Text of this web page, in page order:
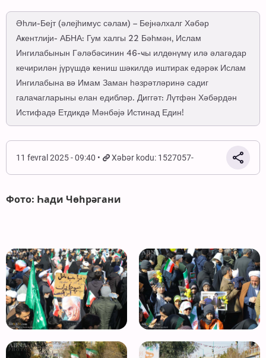
Әһли-Бејт (әлејһимус сәлам) – Бејнәлхалг Хәбәр
Аҝентлији- АБНА: Гум халгы 22 Бәһмән, Ислам
Ингилабынын Гәләбәсинин 46-ҹы илдөнүмү илә әлагәдар
кечирилән јүрүшдә ҝениш шәкилдә иштирак едәрәк Ислам
Ингилабына вә Имам Заман һәзрәтләринә садиг
галаҹагларыны елан едибләр. Диггәт: Лүтфән Хәбәрдән
Истифадә Етдикдә Мәнбәјә Истинад Един!
11 fevral 2025 - 09:40 Xəbər kodu: 1527057-
Фото: Һади Чөһрәгани